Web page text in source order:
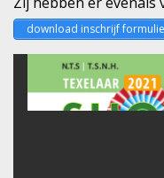
download inschrijf